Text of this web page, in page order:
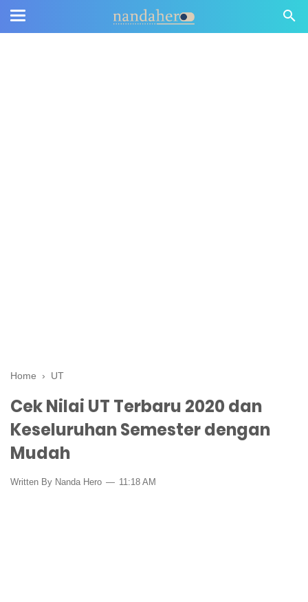
Home › UT
Cek Nilai UT Terbaru 2020 dan
Keseluruhan Semester dengan
Mudah
Written By Nanda Hero 11:18 AM